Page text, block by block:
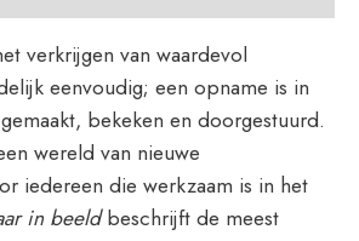
verkrijgen van waardevol
eenvoudig; een opname is in
bekeken en doorgestuurd.
wereld van nieuwe
iedereen die werkzaam is in het
in beeldbeschrijft de meest